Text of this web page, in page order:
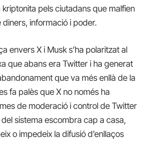
pels ciutadans que malfien
diners, informació i poder.
envers X i Musk s’ha polaritzat al
que abans era Twitter i ha generat
que va més enllà de la
fa palès que X no només ha
de moderació i control de Twitter
del sistema escombra cap a casa,
o impedeix la difusió d’enllaços